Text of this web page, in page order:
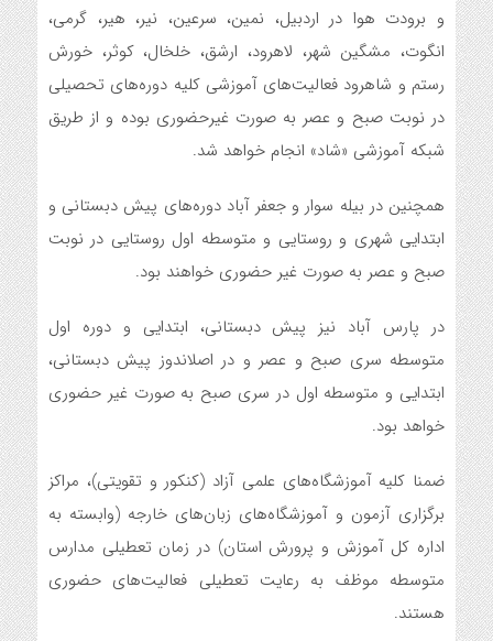
و برودت هوا در اردبیل، نمین، سرعین، نیر، هیر، گرمی،
انگوت، مشگین شهر، لاهرود، ارشق، خلخال، کوثر، خورش
رستم و شاهرود فعالیت‌های آموزشی کلیه دوره‌های تحصیلی
در نوبت صبح و عصر به صورت غیرحضوری بوده و از طریق
شبکه آموزشی «شاد» انجام خواهد شد.
همچنین در بیله سوار و جعفر آباد دوره‌های پیش دبستانی و
ابتدایی شهری و روستایی و متوسطه اول روستایی در نوبت
صبح و عصر به صورت غیر حضوری خواهند بود.
در پارس آباد نیز پیش دبستانی، ابتدایی و دوره اول
متوسطه سری صبح و عصر و در اصلاندوز پیش دبستانی،
ابتدایی و متوسطه اول در سری صبح به صورت غیر حضوری
خواهد بود.
ضمنا کلیه آموزشگاه‌های علمی آزاد (کنکور و تقویتی)، مراکز
برگزاری آزمون و آموزشگاه‌های زبان‌های خارجه (وابسته به
اداره کل آموزش و پرورش استان) در زمان تعطیلی مدارس
متوسطه موظف به رعایت تعطیلی فعالیت‌های حضوری
هستند.